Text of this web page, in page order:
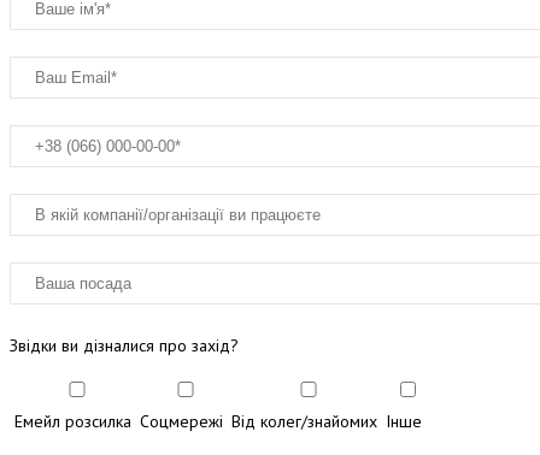
Звідки ви дізналися про захід?
Емейл розсилка Соцмережі Від колег/знайомих Інше